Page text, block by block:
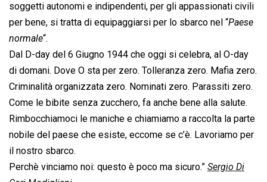
soggetti autonomi e indipendenti, per gli appassionati civili
per bene, si tratta di equipaggiarsi per lo sbarco nel “Paese
normale“.
Dal D-day del 6 Giugno 1944 che oggi si celebra, al O-day
di domani. Dove O sta per zero. Tolleranza zero. Mafia zero.
Criminalità organizzata zero. Nominati zero. Parassiti zero.
Come le bibite senza zucchero, fa anche bene alla salute.
Rimbocchiamoci le maniche e chiamiamo a raccolta la parte
nobile del paese che esiste, eccome se c’è. Lavoriamo per
il nostro sbarco.
Perchè vinciamo noi: questo è poco ma sicuro.” Sergio Di